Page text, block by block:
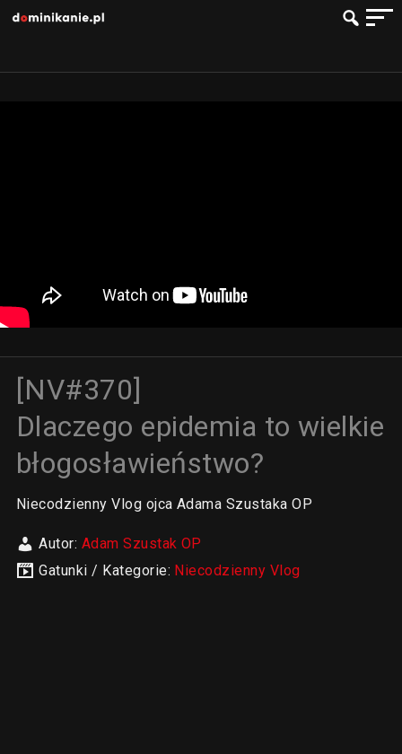
[NV#370]
Dlaczego epidemia to wielkie
błogosławieństwo?
Niecodzienny Vlog ojca Adama Szustaka OP
Autor: Adam Szustak OP
Gatunki / Kategorie: Niecodzienny Vlog